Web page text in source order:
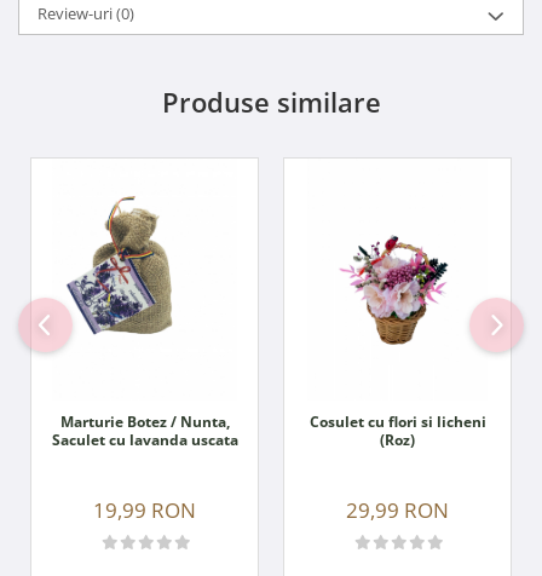
Review-uri(0)
Produse similare
Marturie Botez / Nunta,
Saculet cu lavanda uscata
19,99 RON
Cosulet cu flori si licheni
(Roz)
29,99 RON